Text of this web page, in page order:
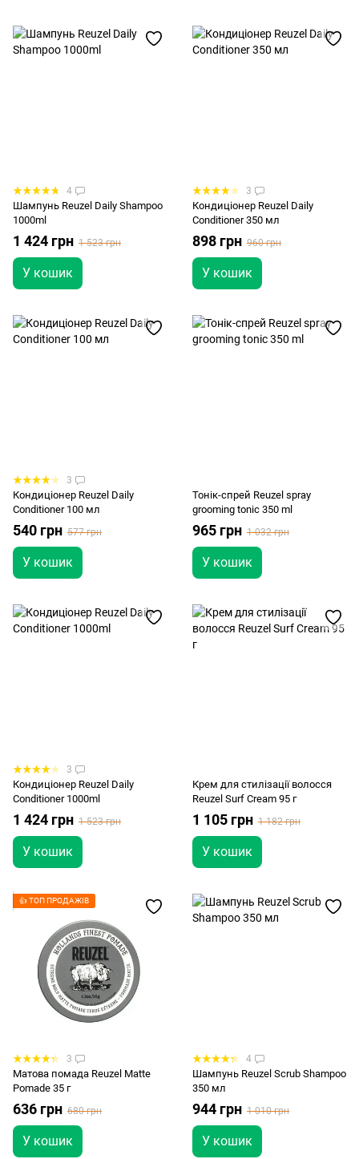
4
Шампунь Reuzel Daily Shampoo
1000ml
1 424 грн 1 523 грн
У кошик
3
Кондиціонер Reuzel Daily
Conditioner 350 мл
898 грн 960 грн
У кошик
3
Кондиціонер Reuzel Daily
Conditioner 100 мл
540 грн 577 грн
У кошик
Тонік-спрей Reuzel spray
grooming tonic 350 ml
965 грн 1 032 грн
У кошик
3
Кондиціонер Reuzel Daily
Conditioner 1000ml
1 424 грн 1 523 грн
У кошик
Крем для стилізації волосся
Reuzel Surf Cream 95 г
1 105 грн 1 182 грн
У кошик
👍 ТОП ПРОДАЖІВ
3
Матова помада Reuzel Matte
Pomade 35 г
636 грн 680 грн
У кошик
4
Шампунь Reuzel Scrub Shampoo
350 мл
944 грн 1 010 грн
У кошик